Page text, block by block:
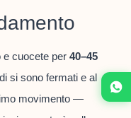
e cuocete per 40–45
si sono fermati e al
movimento —